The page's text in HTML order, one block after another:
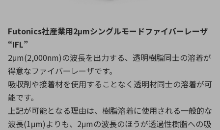
Futonics社産業用2μmシングルモードファイバーレーザ
“IFL”
2μm(2,000nm)の波長を出力する、透明樹脂同士の溶着が
得意なファイバーレーザです。
吸収剤や接着材を使用することなく透明材同士の溶着が可
能です。
上記が可能となる理由は、樹脂溶着に使用される一般的な
波長(1μm)よりも、2μmの波長のほうが透過性樹脂への吸